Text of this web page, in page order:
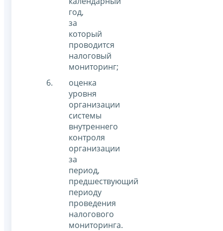
год,
за
который
проводится
налоговый
мониторинг;
оценка
уровня
организации
системы
внутреннего
контроля
организации
за
период,
предшествующий
периоду
проведения
налогового
мониторинга.